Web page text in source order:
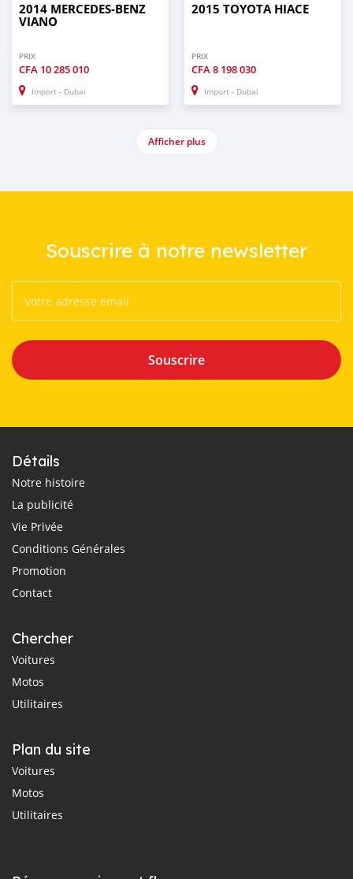
2014 MERCEDES-BENZ
VIANO
PRIX
CFA 10 285 010
Import - Dubai
2015 TOYOTA HIACE
PRIX
CFA8 198 030
Import - Dubai
Afficher plus
Souscrire à notre newsletter
Souscrire
Détails
Notre histoire
La publicité
Vie Privée
Conditions Générales
Promotion
Contact
Chercher
Voitures
Motos
Utilitaires
Plan du site
Voitures
Motos
Utilitaires